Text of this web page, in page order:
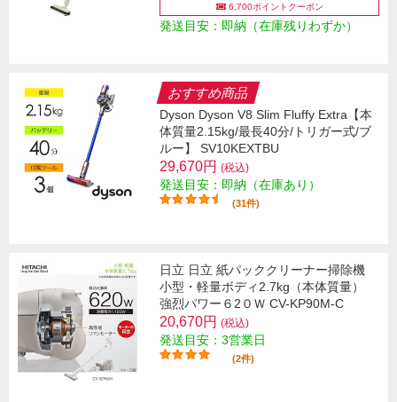
6,700ポイントクーポン
発送目安：即納（在庫残りわずか）
おすすめ商品
Dyson Dyson V8 Slim Fluffy Extra【本
体質量2.15kg/最長40分/トリガー式/ブ
ルー】 SV10KEXTBU
29,670円 (税込)
発送目安：即納（在庫あり）
(31件)
日立 日立 紙パッククリーナー掃除機
小型・軽量ボディ2.7kg（本体質量）
強烈パワー６2０Ｗ CV-KP90M-C
20,670円 (税込)
発送目安：3営業日
(2件)